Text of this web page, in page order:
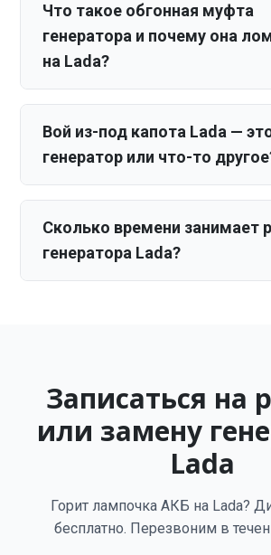
Что такое обгонная муфта
генератора и почему она
на Lada?
Вой из-под капота Lada —
генератор или что-то
Сколько времени занимает
генератора Lada?
Записаться на
или замену
Lada
Горит лампочка АКБ на Lada?
бесплатно. Перезвоним в